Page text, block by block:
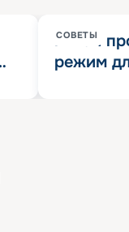
СОВЕТЫ
Китай
режим